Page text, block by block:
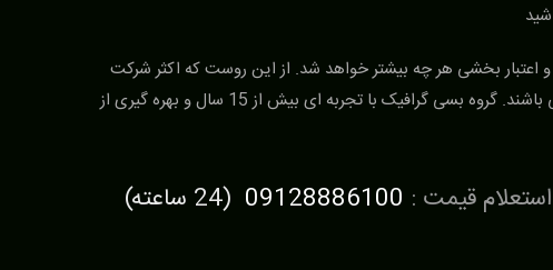
اعتبار بخشی هر چه بیشتر خواهد شد. از این روست که اکثر شرکت
ها و مشاغل همواره در تلاش برای استفاده از مدرن ترین و متفاوت ترین سبک های تبلیغاتی جهت ارائه هر چه بهتر خدمات خود می باشند. گروه بسی گرافیک با تجربه ای بیش از 15 سال و بهره گیری از
قیمت : 09128886100 (24 ساعته)